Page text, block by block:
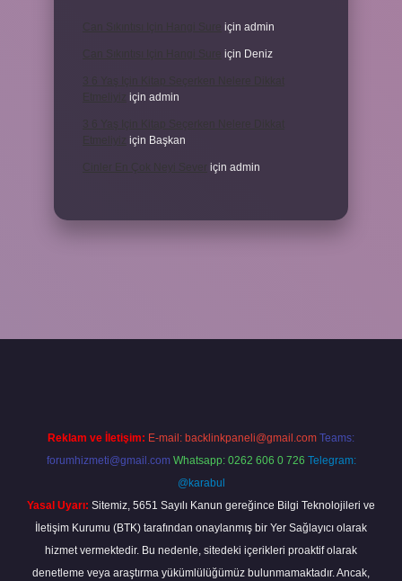
için admin
için Deniz
için admin
için Başkan
için admin
Reklam ve İletişim: E-mail: backlinkpaneli@gmail.com Teams:
forumhizmeti@gmail.com Whatsapp: 0262 606 0 726 Telegram:
@karabul
Yasal Uyarı: Sitemiz, 5651 Sayılı Kanun gereğince Bilgi Teknolojileri ve
İletişim Kurumu (BTK) tarafından onaylanmış bir Yer Sağlayıcı olarak
hizmet vermektedir. Bu nedenle, sitedeki içerikleri proaktif olarak
denetleme veya araştırma yükümlülüğümüz bulunmamaktadır. Ancak,